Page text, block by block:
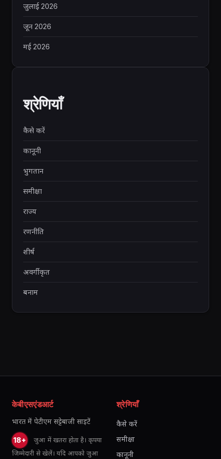
जुलाई 2026
जून 2026
मई 2026
श्रेणियाँ
कैसे करें
कानूनी
भुगतान
समीक्षा
राज्य
रणनीति
शीर्ष
अवर्गीकृत
बनाम
केबीएसएंडआर्ट
भारत में पेटीएम सट्टेबाजी साइटें
18+
जुआ में खतरा होता है। कृपया
जिम्मेदारी से खेलें। यदि आपको जुआ
श्रेणियाँ
कैसे करें
समीक्षा
कानूनी